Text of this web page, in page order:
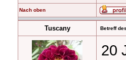
Nach oben
Tuscany Betreff
20